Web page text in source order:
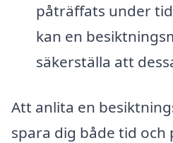
påträffats under
kan en
säkerställa att
Att anlita en
spara dig både tid och